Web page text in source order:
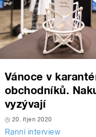
Vánoce v
obchodníků.
vyzývají
20. říjen 2020
Ranní interview